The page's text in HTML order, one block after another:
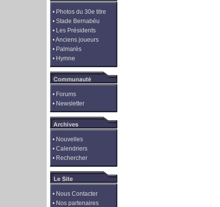
• Photos du 30e titre
• Stade Bernabéu
• Les Présidents
•Anciens joueurs
• Palmarès
• Hymne
• Forums
• Newsletter
• Nouvelles
• Calendriers
• Rechercher
• Nous Contacter
• Nos partenaires